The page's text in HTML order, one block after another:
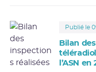
Publié le
Bilan
l’ASN en